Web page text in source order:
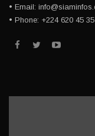
• Email:
• Phone: +224 620 45